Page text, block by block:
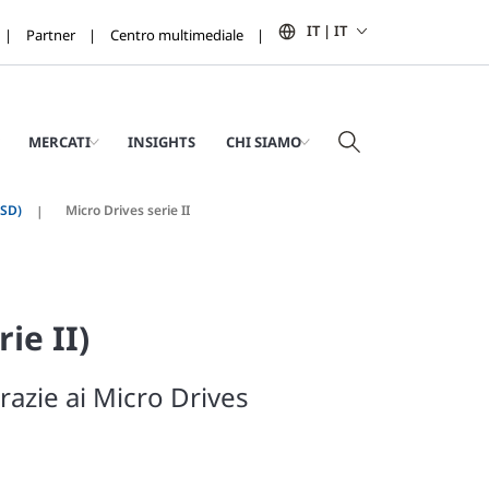
Partner Centro multimediale IT | IT
MERCATI INSIGHTS CHI SIAMO
Micro Drives serie II
II)
ai Micro Drives